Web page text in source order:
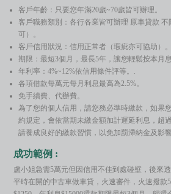
客戶年齡：只要您年滿20歲~70歲皆可辦理。
客戶職務類別：各行各業皆可辦理 原車貸款
可）。
客戶信用狀況：信用正常者（瑕疵亦可協助）。
期限：最短3個月，最長5年，讓您輕鬆按本月息
年利率：4%~12%依信用條件評等。.
各項借款每萬元每月利息最高為2.5%。
免手續費、代辦費。
為了您的個人信用，請您務必準時繳款，如果
約規定，會依當期未繳金額加計遲延利息，超
請養成良好的繳款習慣，以免加罰滯納金及影
成功範例 :
盧小姐急需5萬元但因信用不佳到處碰壁，後來
平時在開的中古車做車貸，火速審件，火速撥款